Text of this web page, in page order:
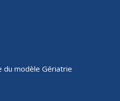
du modèle Gériatrie